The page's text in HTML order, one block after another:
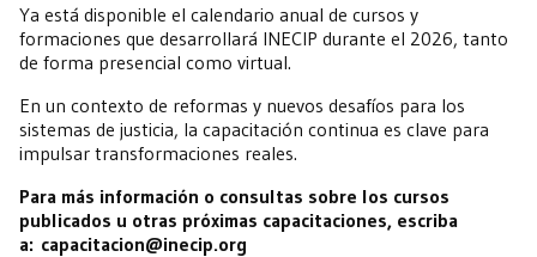
Ya está disponible el calendario anual de cursos y
formaciones que desarrollará INECIP durante el 2026, tanto
de forma presencial como virtual.
En un contexto de reformas y nuevos desafíos para los
sistemas de justicia, la capacitación continua es clave para
impulsar transformaciones reales.
Para más información o consultas sobre los cursos
publicados u otras próximas capacitaciones, escriba
a: capacitacion@inecip.org